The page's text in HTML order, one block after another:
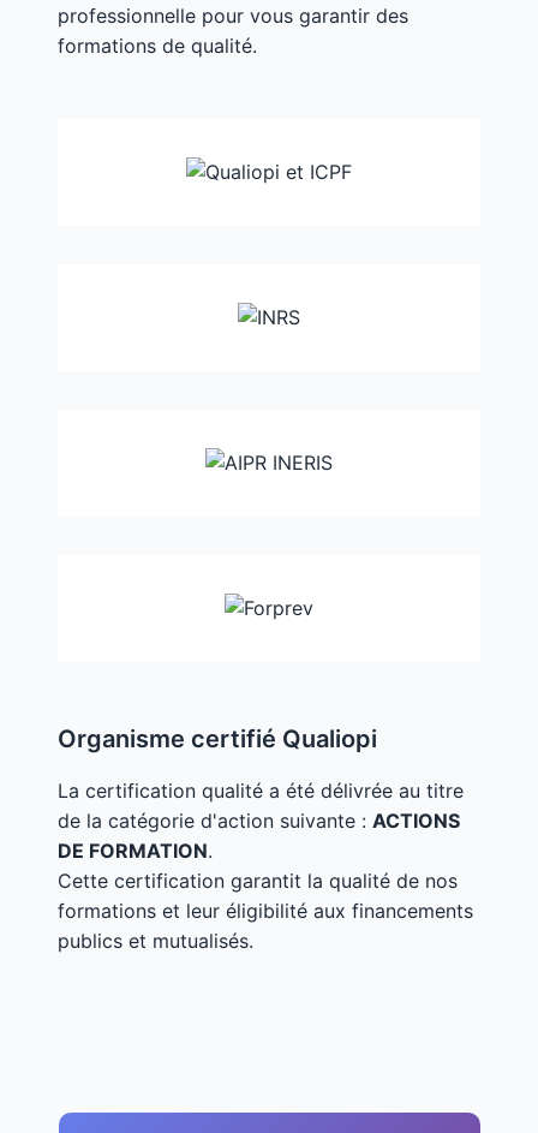
professionnelle pour vous garantir des
formations de qualité.
Organisme certifié Qualiopi
La certification qualité a été délivrée au titre
de la catégorie d'action suivante : ACTIONS
DE FORMATION.
Cette certification garantit la qualité de nos
formations et leur éligibilité aux financements
publics et mutualisés.